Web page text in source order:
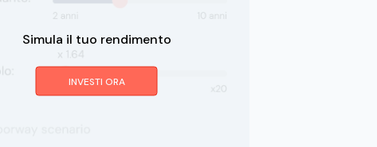
Simula il tuo rendimento
INVESTI ORA